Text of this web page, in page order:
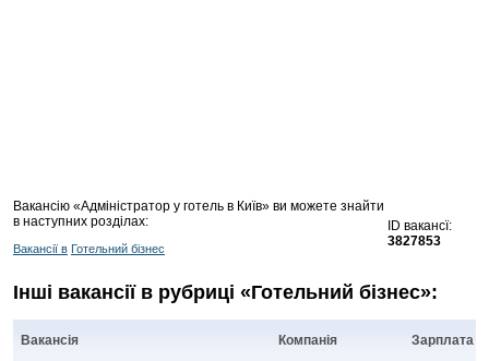
Вакансію «Адміністратор у готель в Київ» ви можете знайти
в наступних розділах:
Вакансії в Готельний бізнес
ID вакансї:
3827853
Інші вакансії в рубриці «Готельний бізнес»:
Вакансія Компанія Зарплата